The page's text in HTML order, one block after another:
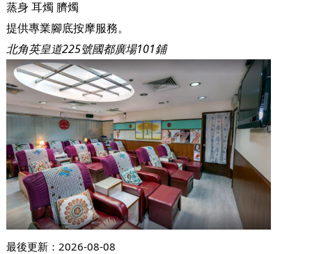
蒸身耳燭 臍燭
提供專業腳底按摩服務。
北角英皇道225號國都廣場101鋪
最後更新： 2026-08-08